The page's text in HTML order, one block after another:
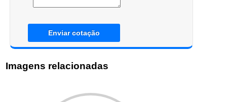
Enviar cotação
Imagens relacionadas